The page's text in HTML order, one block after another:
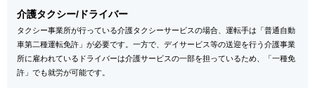
介護タクシー/ドライバー
タクシー事業所が行っている介護タクシーサービスの場合、運転手は「普通自動
車第二種運転免許」が必要です。一方で、デイサービス等の送迎を行う介護事業
所に雇われているドライバーは介護サービスの一部を担っているため、「一種免
許」でも就労が可能です。